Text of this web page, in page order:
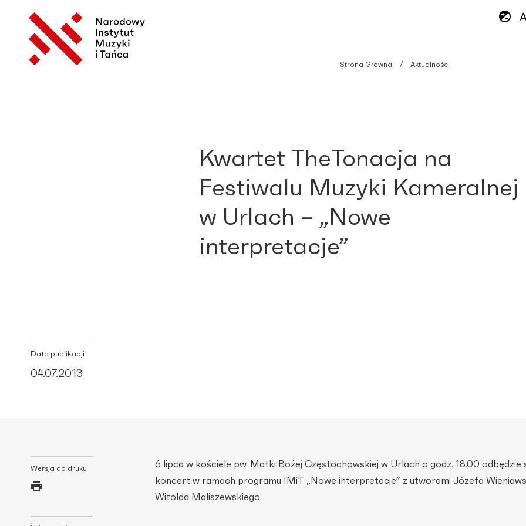
Strona Główna Aktualności
Kwartet TheTonacja na
Festiwalu Muzyki Kameralnej
w Urlach – „Nowe
interpretacje”
Data publikacji
04.07.2013
Wersja do druku
6 lipca w kościele pw. Matki Bożej Częstochowskiej w Urlach o godz. 18.00 odbędzie
koncert w ramach programu IMiT „Nowe interpretacje” z utworami Józefa
Witolda Maliszewskiego.